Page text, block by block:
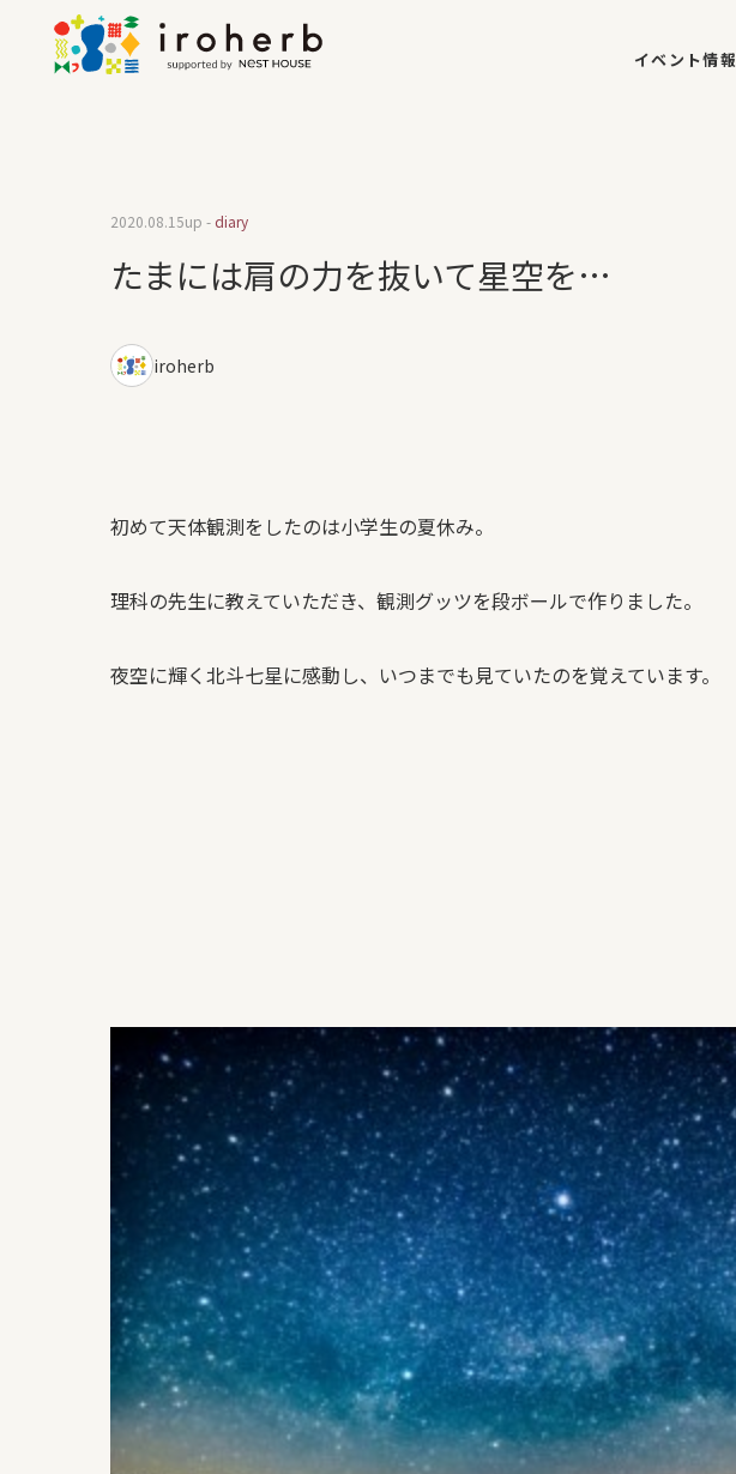
イベント情報
たまには肩の力を抜いて星空を…
2020.08.15up - diary
iroherb
初めて天体観測をしたのは小学生の夏休み。
理科の先生に教えていただき、観測グッツを段ボールで作りました。
夜空に輝く北斗七星に感動し、いつまでも見ていたのを覚えています。